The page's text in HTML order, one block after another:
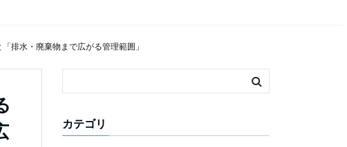
排水・廃棄物まで広がる管理範囲」
カテゴリ